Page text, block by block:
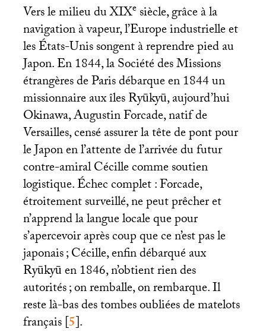
Vers le milieu duXIXesiècle, grâce à la
navigation à vapeur, l’Europe industrielle et
les États-Unis songent à reprendre pied au
Japon. En 1844, la Société des Missions
étrangères de Paris débarque en 1844 un
missionnaire aux îles Ryūkyū, aujourd’hui
Okinawa, Augustin Forcade, natif de
Versailles, censé assurer la tête de pont pour
le Japon en l’attente de l’arrivée du futur
contre-amiral Cécille comme soutien
logistique. Échec complet : Forcade,
étroitement surveillé, ne peut prêcher et
n’apprend la langue locale que pour
s’apercevoir après coup que ce n’est pas le
japonais; Cécille, enfin débarqué aux
Ryūkyū en 1846, n’obtient rien des
autorités; on remballe, on rembarque. Il
reste là-bas des tombes oubliées de matelots
français[5].